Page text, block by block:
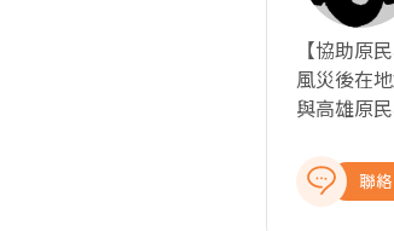
【協助原民梅農 共創永續經
風災後在
與高雄原
無農藥檢
游運用日
聯